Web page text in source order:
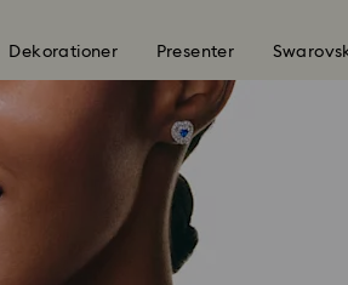
Dekorationer Presenter